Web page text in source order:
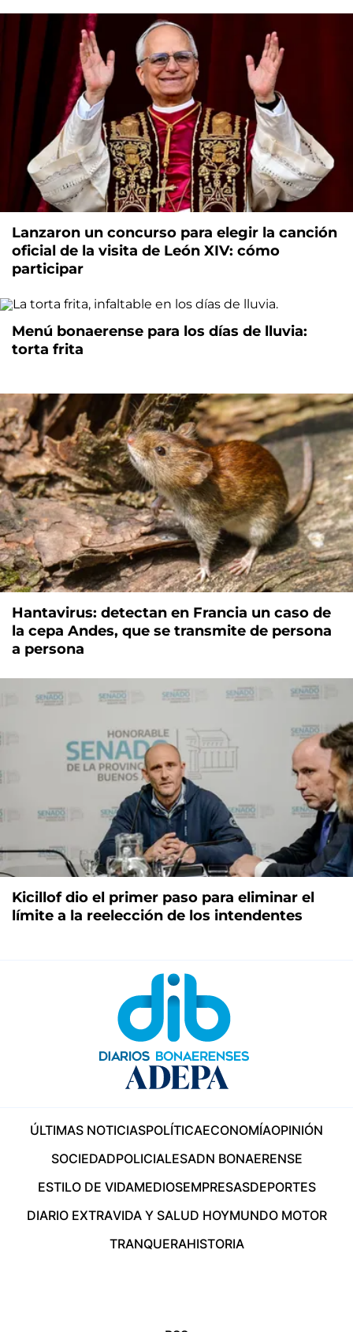
Lanzaron un concurso para elegir la canción
oficial de la visita de León XIV: cómo
participar
Menú bonaerense para los días de lluvia:
torta frita
Hantavirus: detectan en Francia un caso de
la cepa Andes, que se transmite de persona
a persona
Kicillof dio el primer paso para eliminar el
límite a la reelección de los intendentes
ÚLTIMAS NOTICIASPOLÍTICAECONOMÍAOPINIÓN
SOCIEDADPOLICIALESADN BONAERENSE
ESTILO DE VIDAMEDIOSEMPRESASDEPORTES
DIARIO EXTRAVIDA Y SALUD HOYMUNDO MOTOR
TRANQUERAHISTORIA